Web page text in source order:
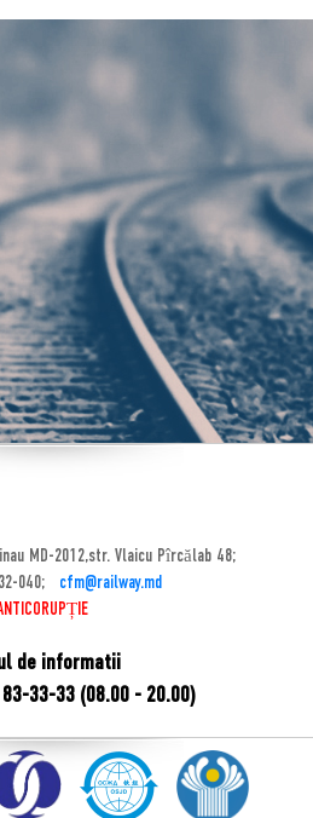
MD-2012,str. Vlaicu Pîrcălab 48;
040;
cfm@railway.md
de informatii
33-33 (08.00 - 20.00)